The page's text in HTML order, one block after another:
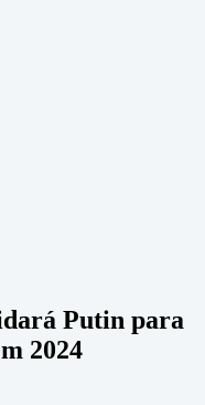
Putin para
2024